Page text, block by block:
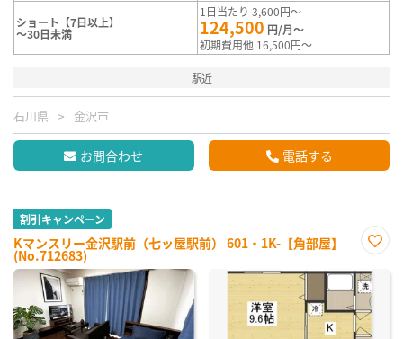
ショート【7日以上】
～30日未満
1日当たり 3,600円～
124,500 円/月～
初期費用他 16,500円～
駅近
石川県 金沢市
お問合わせ 電話する
割引キャンペーン
Kマンスリー金沢駅前（七ッ屋駅前） 601・1K-【角部屋】
(No.712683)
に入
り登
録